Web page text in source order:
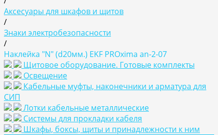
Аксесуары для шкафов и щитов
/
Знаки электробезопасности
/
Наклейка "N" (d20мм.) EKF PROxima an-2-07
Щитовое оборудование. Готовые комплекты
Освещение
Кабельные муфты, наконечники и арматура для
СИП
Лотки кабельные металлические
Системы для прокладки кабеля
Шкафы, боксы, щиты и принадлежности к ним